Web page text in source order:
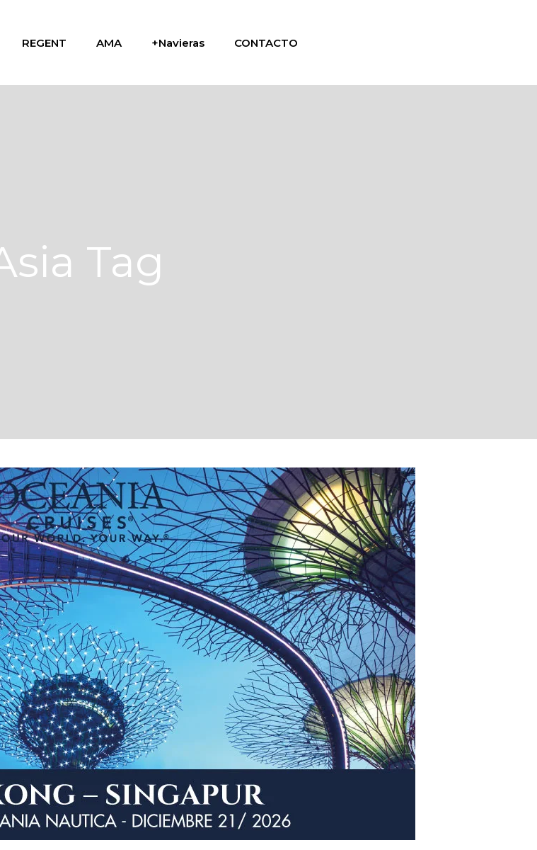
REGENT AMA +Navieras CONTACTO
Tag